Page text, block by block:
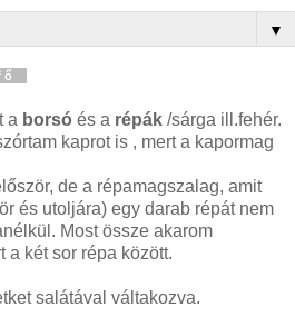
▼
a borsó és a répák /sárga ill.fehér.
kaprot is , mert a kapormag
de a répamagszalag, amit
és utoljára) egy darab répát nem
Most össze akarom
a két sor répa között.
salátával váltakozva.